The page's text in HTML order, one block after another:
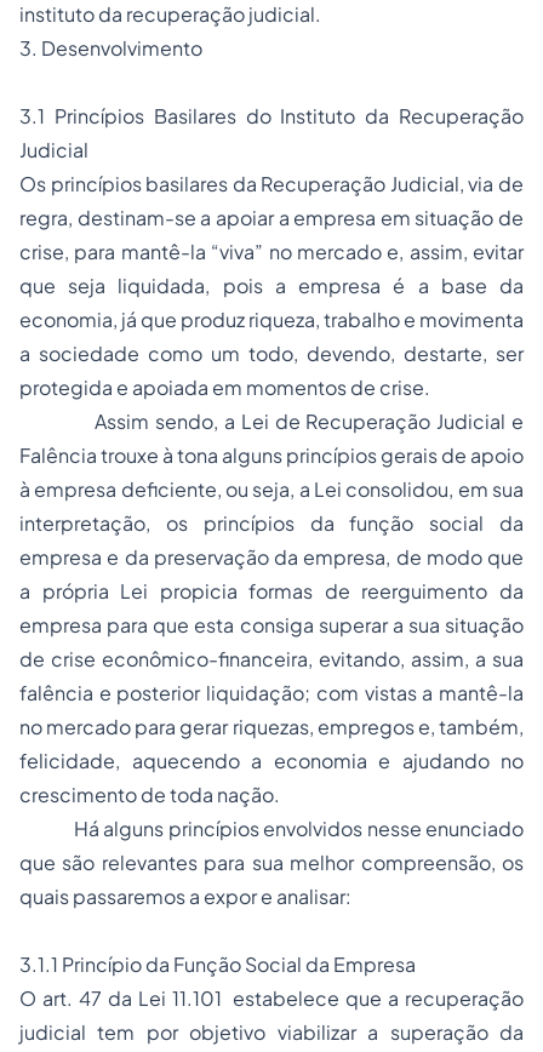
instituto da recuperação judicial.
3. Desenvolvimento
3.1 Princípios Basilares do Instituto da Recuperação
Judicial
Os princípios basilares da Recuperação Judicial, via de
regra, destinam-se a apoiar a empresa em situação de
crise, para mantê-la “viva” no mercado e, assim, evitar
que seja liquidada, pois a empresa é a base da
economia, já que produz riqueza, trabalho e movimenta
a sociedade como um todo, devendo, destarte, ser
protegida e apoiada em momentos de crise.
Assim sendo, a Lei de Recuperação Judicial e
Falência trouxe à tona alguns princípios gerais de apoio
à empresa deficiente, ou seja, a Lei consolidou, em sua
interpretação, os princípios da função social da
empresa e da preservação da empresa, de modo que
a própria Lei propicia formas de reerguimento da
empresa para que esta consiga superar a sua situação
de crise econômico-financeira, evitando, assim, a sua
falência e posterior liquidação; com vistas a mantê-la
no mercado para gerar riquezas, empregos e, também,
felicidade, aquecendo a economia e ajudando no
crescimento de toda nação.
Há alguns princípios envolvidos nesse enunciado
que são relevantes para sua melhor compreensão, os
quais passaremos a expor e analisar:
3.1.1 Princípio da Função Social da Empresa
O art. 47 da Lei 11.101 estabelece que a recuperação
judicial tem por objetivo viabilizar a superação da